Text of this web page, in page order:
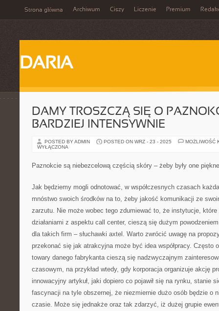
Strona główna Archiwum Ciszy Liczenie Premium
DARIA
DAMY TROSZCZĄ SIĘ O
BARDZIEJ INTENSYWNIE
POSTED BY ADMIN POSTED ON WRZ - 23 - 2025
MOŻLIWOŚĆ
WYŁĄCZONA
Paznokcie są niebezcelową częścią skóry – żeby były one piękne
Jak będziemy mogli odnotować, w współczesnych czasach
mnóstwo swoich środków na to, żeby jakość komunikacji ze
zarzutu. Nie może wobec tego zdumiewać to, że instytucje,
działaniami z aspektu call center, cieszą się dużym
dla takich firm – słuchawki axtel. Warto zwrócić uwagę na
przekonać się jak atrakcyjna może być idea współpracy. Często
towary danego fabrykanta cieszą się nadzwyczajnym
czasowym, na przykład wtedy, gdy korporacja organizuje akcję
innowacyjny artykuł, jaki dopiero co pojawił się na rynku, stanie
fascynacji na tyle obszernej, że niezmiernie dużo osób będzie o
czasie. Może się jednakże oraz tak zdarzyć, iż dużej grupie